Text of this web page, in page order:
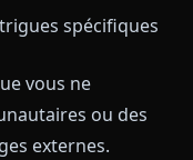
spécifiques
vous ne
ou des
externes.